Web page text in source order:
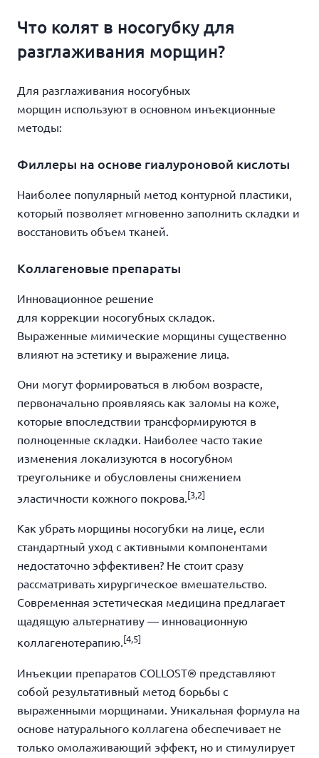
Что колят в носогубку для
разглаживания морщин?
Для разглаживания носогубных
морщин используют в основном инъекционные
методы:
Филлеры на основе гиалуроновой кислоты
Наиболее популярный метод контурной пластики,
который позволяет мгновенно заполнить складки и
восстановить объем тканей.
Коллагеновые препараты
Инновационное решение
для коррекции носогубных складок.
Выраженные мимические морщины существенно
влияют на эстетику и выражение лица.
Они могут формироваться в любом возрасте,
первоначально проявляясь как заломы на коже,
которые впоследствии трансформируются в
полноценные складки. Наиболее часто такие
изменения локализуются в носогубном
треугольнике и обусловлены снижением
эластичности кожного покрова. [3,2]
Как убрать морщины носогубки на лице, если
стандартный уход с активными компонентами
недостаточно эффективен? Не стоит сразу
рассматривать хирургическое вмешательство.
Современная эстетическая медицина предлагает
щадящую альтернативу — инновационную
коллагенотерапию. [4,5]
Инъекции препаратов COLLOST® представляют
собой результативный метод борьбы с
выраженными морщинами. Уникальная формула на
основе натурального коллагена обеспечивает не
только омолаживающий эффект, но и стимулирует